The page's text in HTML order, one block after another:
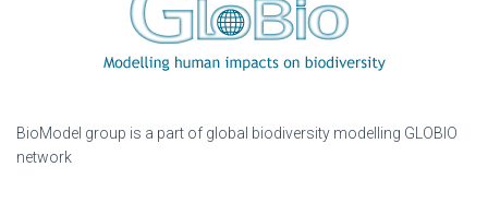
BioModel group is a part of global biodiversity modelling GLOBIO
network